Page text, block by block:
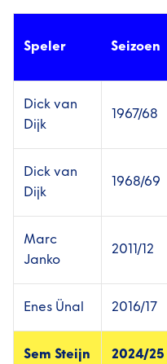
Speler Seizoen
Dick van
Dijk
1967/68
Dick van
Dijk
1968/69
Marc
Janko
2011/12
Enes Ünal 2016/17
Sem Steijn 2024/25